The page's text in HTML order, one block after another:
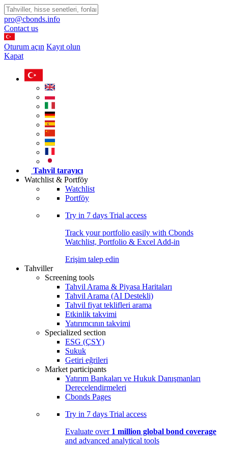
pro@cbonds.info
Contact us
Oturum açın Kayıt olun
Kapat
Tahvil tarayıcı
Watchlist & Portföy
Watchlist
Portföy
Try in 7 days Trial access
Track your portfolio easily with Cbonds
Watchlist, Portfolio & Excel Add-in
Erişim talep edin
Tahviller
Screening tools
Tahvil Arama & Piyasa Haritaları
Tahvil Arama (AI Destekli)
Tahvil fiyat teklifleri arama
Etkinlik takvimi
Yatırımcının takvimi
Specialized section
ESG (ÇSY)
Sukuk
Getiri eğrileri
Market participants
Yatırım Bankaları ve Hukuk Danışmanları
Derecelendirmeleri
Cbonds Pages
Try in 7 days Trial access
Evaluate over 1 million global bond coverage
and advanced analytical tools